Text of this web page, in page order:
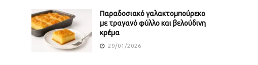
Παραδοσιακό γαλακτομπούρεκο
με τραγανό φύλλο και βελούδινη
κρέμα
29/01/2026